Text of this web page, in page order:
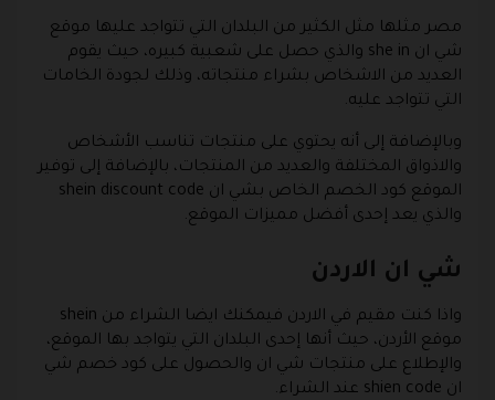
مصر مثلها مثل الكثير من البلدان التي تتواجد عليها موقع
شي ان she in والذي حصل على شعبية كبيره، حيث يقوم
العديد من الاشخاص بشراء منتجاته، وذلك لجودة الخامات
التي تتواجد عليه.
وبالإضافة إلى أنه يحتوي على منتجات تناسب الأشخاص
والاذواق المختلفة والعديد من المنتجات، بالإضافة إلى توفير
الموقع كود الخصم الخاص بشي ان shein discount code
والذي يعد إحدى أفضل مميزات الموقع.
شي ان الاردن
واذا كنت مقيم في الاردن فيمكنك ايضا الشراء من shein
موقع الأردن، حيث أنها إحدى البلدان التي يتواجد بها الموقع،
والإطلاع على منتجات شي ان والحصول على كود خصم شي
ان shien code عند الشراء.